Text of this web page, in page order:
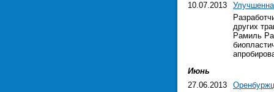
10.07.2013
других
Рамиль
Июнь
27.06.2013